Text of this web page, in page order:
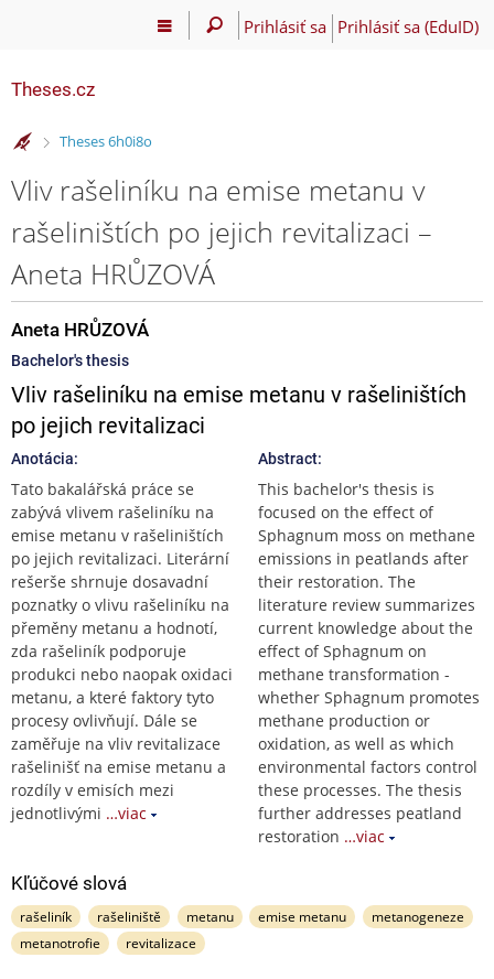
Prihlásiť sa Prihlásiť sa (EduID)
Theses.cz
>
Theses 6h0i8o
Vliv rašeliníku na emise metanu v
rašeliništích po jejich revitalizaci –
Aneta HRŮZOVÁ
Aneta HRŮZOVÁ
Bachelor's thesis
Vliv rašeliníku na emise metanu v rašeliništích
po jejich revitalizaci
Anotácia:
Tato bakalářská práce se
zabývá vlivem rašeliníku na
emise metanu v rašeliništích
po jejich revitalizaci. Literární
rešerše shrnuje dosavadní
poznatky o vlivu rašeliníku na
přeměny metanu a hodnotí,
zda rašeliník podporuje
produkci nebo naopak oxidaci
metanu, a které faktory tyto
procesy ovlivňují. Dále se
zaměřuje na vliv revitalizace
rašelinišť na emise metanu a
rozdíly v emisích mezi
jednotlivými …viac
Abstract:
This bachelor's thesis is
focused on the effect of
Sphagnum moss on methane
emissions in peatlands after
their restoration. The
literature review summarizes
current knowledge about the
effect of Sphagnum on
methane transformation -
whether Sphagnum promotes
methane production or
oxidation, as well as which
environmental factors control
these processes. The thesis
further addresses peatland
restoration …viac
Kľúčové slová
rašeliník rašeliniště metanu emise metanu
metanogeneze
metanotrofie
revitalizace